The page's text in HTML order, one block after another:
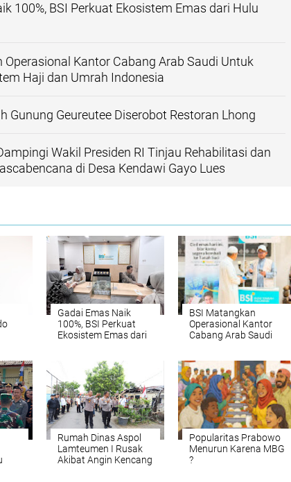
100%, BSI Perkuat Ekosistem Emas dari Hulu
Operasional Kantor Cabang Arab Saudi Untuk
Haji dan Umrah Indonesia
Gunung Geureutee Diserobot Restoran Lhong
Wakil Presiden RI Tinjau Rehabilitasi dan
di Desa Kendawi Gayo Lues
Gadai Emas Naik
100%, BSI Perkuat
Ekosistem Emas dari
BSI Matangkan
Operasional Kantor
Cabang Arab Saudi
Umrah Indonesia
Rumah Dinas Aspol
Lamteumen I Rusak
Akibat Angin Kencang
Popularitas Prabowo
Menurun Karena MBG
?